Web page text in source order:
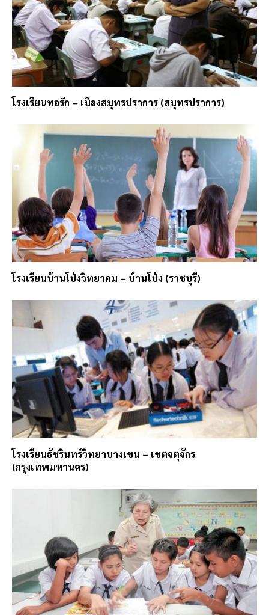
โรงเรียนทอรัก – เมืองสมุทรปราการ (สมุทรปราการ)
โรงเรียนบ้านโป่งวิทยาคม – บ้านโป่ง (ราชบุรี)
โรงเรียนธัชรินทร์วิทยาบางเขน – เขตจตุจักร
(กรุงเทพมหานคร)